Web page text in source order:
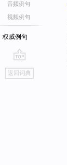
音频例句
视频例句
权威例句
go
top
返回词典